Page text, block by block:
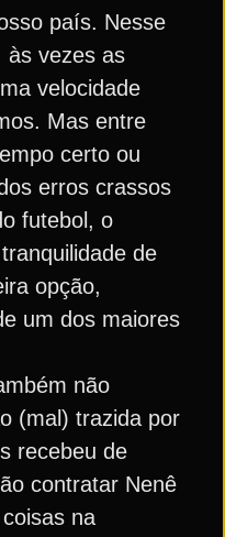
país. Nesse
às vezes as
velocidade
Mas entre
certo ou
erros crassos
futebol, o
de
opção,
um dos maiores
não
(mal) trazida por
recebeu de
contratar Nenê
na